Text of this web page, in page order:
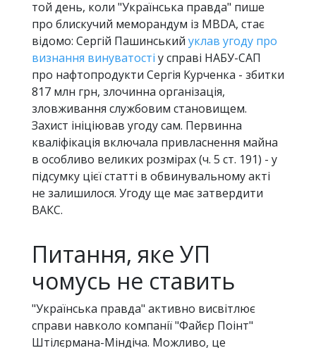
той день, коли "Українська правда" пише
про блискучий меморандум із MBDA, стає
відомо: Сергій Пашинський уклав угоду про
визнання винуватості у справі НАБУ-САП
про нафтопродукти Сергія Курченка - збитки
817 млн грн, злочинна організація,
зловживання службовим становищем.
Захист ініціював угоду сам. Первинна
кваліфікація включала привласнення майна
в особливо великих розмірах (ч. 5 ст. 191) - у
підсумку цієї статті в обвинувальному акті
не залишилося. Угоду ще має затвердити
ВАКС.
Питання, яке УП
чомусь не ставить
"Українська правда" активно висвітлює
справи навколо компанії "Файєр Поінт"
Штілєрмана-Міндіча. Можливо, це